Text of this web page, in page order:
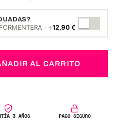
· +12,90€
AL CARRITO
3 AÑOS PAGO SEGURO